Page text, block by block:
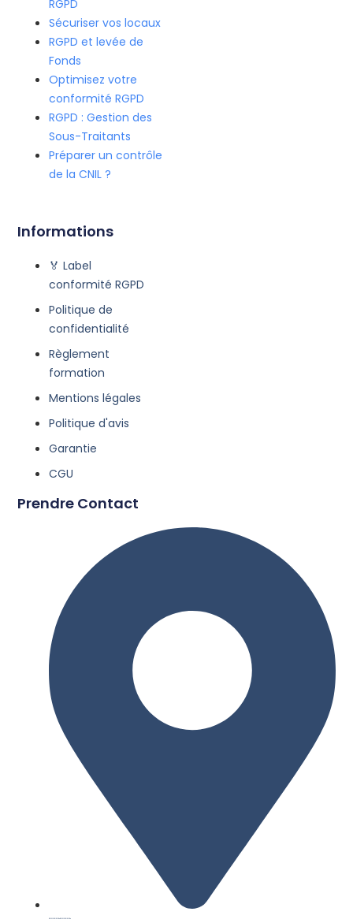
RGPD
Sécuriser vos locaux
RGPD et levée de
Fonds
Optimisez votre
conformité RGPD
RGPD : Gestion des
Sous-Traitants
Préparer un contrôle
de la CNIL ?
Informations
🏅 Label
conformité RGPD
Politique de
confidentialité
Règlement
formation
Mentions légales
Politique d'avis
Garantie
CGU
Prendre Contact